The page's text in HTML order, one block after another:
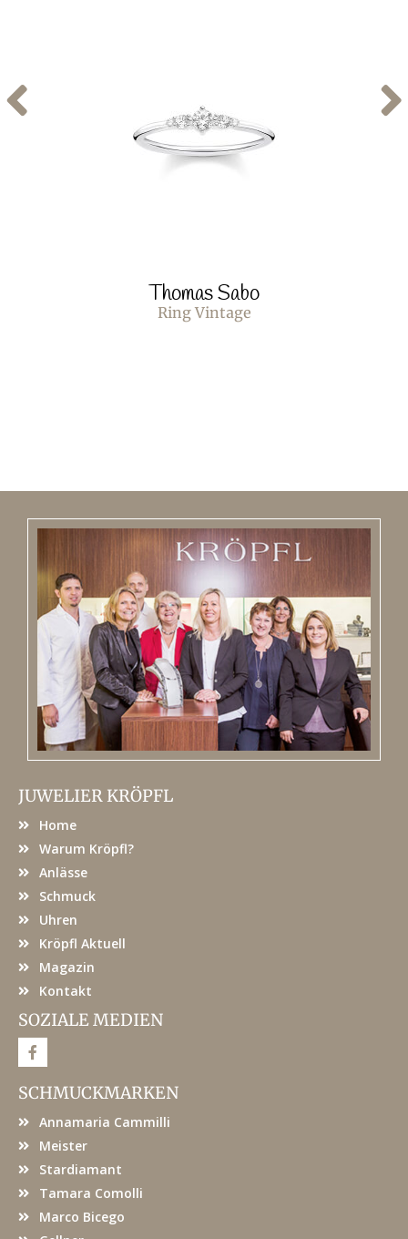
Thomas Sabo
Ring Vintage
JUWELIER KRÖPFL
Home
Warum Kröpfl?
Anlässe
Schmuck
Uhren
Kröpfl Aktuell
Magazin
Kontakt
SOZIALE MEDIEN
F
a
e
b
o
SCHMUCKMARKEN
Annamaria Cammilli
Meister
Stardiamant
Tamara Comolli
Marco Bicego